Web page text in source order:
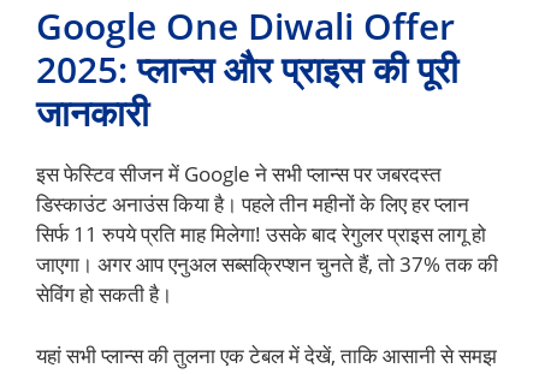
Google One Diwali Offer
2025: प्लान्स और प्राइस की पूरी
जानकारी
इस फेस्टिव सीजन में Google ने सभी प्लान्स पर जबरदस्त
डिस्काउंट अनाउंस किया है। पहले तीन महीनों के लिए हर प्लान
सिर्फ 11 रुपये प्रति माह मिलेगा! उसके बाद रेगुलर प्राइस लागू हो
जाएगा। अगर आप एनुअल सब्सक्रिप्शन चुनते हैं, तो 37% तक की
सेविंग हो सकती है।
यहां सभी प्लान्स की तुलना एक टेबल में देखें, ताकि आसानी से समझ